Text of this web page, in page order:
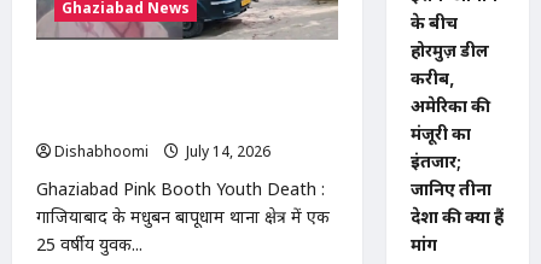
कब्जा
हटाया,
प्रशासन
Ghaziabad News
Dishabhoomi
July 14, 2026
Ghaziabad Pink Booth Youth Death :
गाजियाबाद के मधुबन बापूधाम थाना क्षेत्र में एक
25 वर्षीय युवक...
के बीच
होरमुज़ डील
करीब,
अमेरिका की
मंजूरी का
इंतजार;
जानिए तीनों
देशों की क्या हैं
मांगें